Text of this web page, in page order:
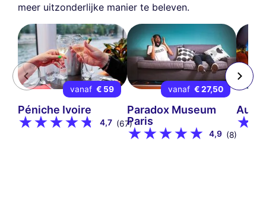
meer uitzonderlijke manier te beleven.
vanaf € 59
Péniche Ivoire
4,7 (67)
vanaf € 27,50
Paradox Museum
Paris
4,9 (8)
Aura